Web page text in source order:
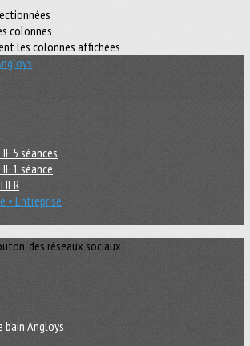
colonnes
les colonnes affichées
5 séances
1 séance
• Entreprise
des réseaux sociaux